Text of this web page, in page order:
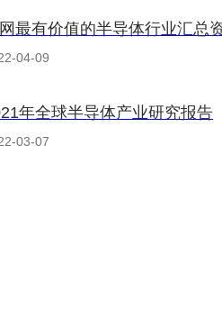
最有价值的半导体行业汇总
04-09
年全球半导体产业研究报告
03-07